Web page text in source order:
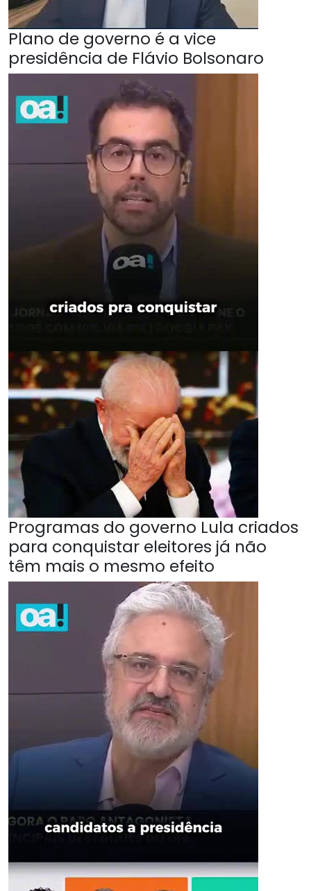
Plano de governo é a vice
presidência de Flávio Bolsonaro
Programas do governo Lula criados
para conquistar eleitores já não
têm mais o mesmo efeito